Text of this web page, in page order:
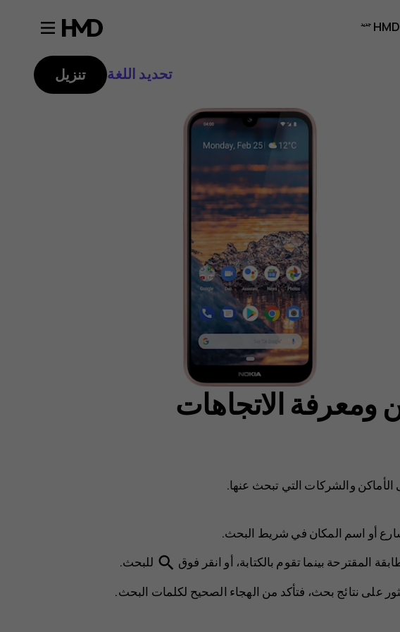
تحديد اللغة تنزيل
ومعرفة الاتجاهات
الأماكن والشركات التي تبحث عنها.
أو اسم المكان في شريط البحث.
المقترحة بينما تقوم بالكتابة، أو انقر فوق search للبحث.
على نتائج بحث، فتأكد من الهجاء الصحيح لكلمات البحث.